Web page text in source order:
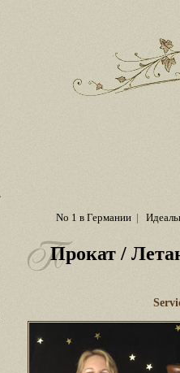
No 1 в Германии |
Прокат /